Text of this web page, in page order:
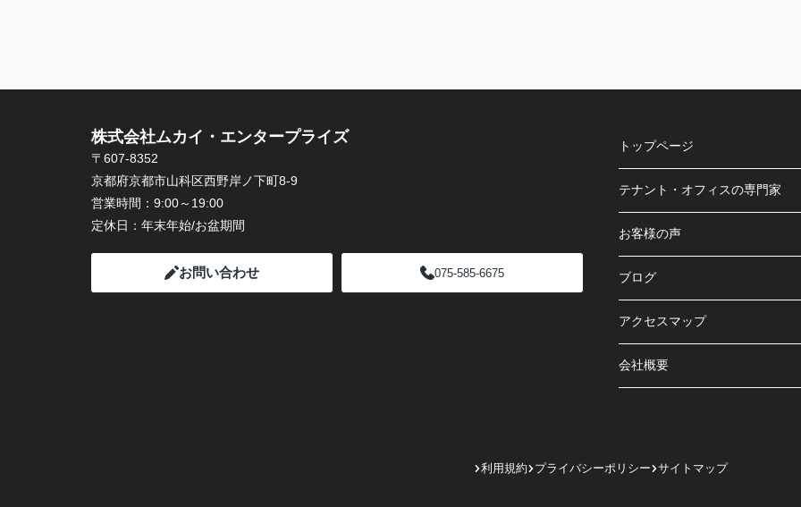
株式会社ムカイ・エンタープライズ
〒607-8352
京都府京都市山科区西野岸ノ下町8-9
営業時間： 9:00～19:00
定休日： 年末年始/お盆期間
お問い合わせ 075-585-6675
トップページ
テナント・オフィスの専門家
お客様の声
ブログ
アクセスマップ
会社概要
利用規約 プライバシーポリシー サイトマップ